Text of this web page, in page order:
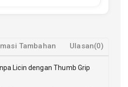
Tambahan Ulasan(0)
Licin dengan Thumb Grip